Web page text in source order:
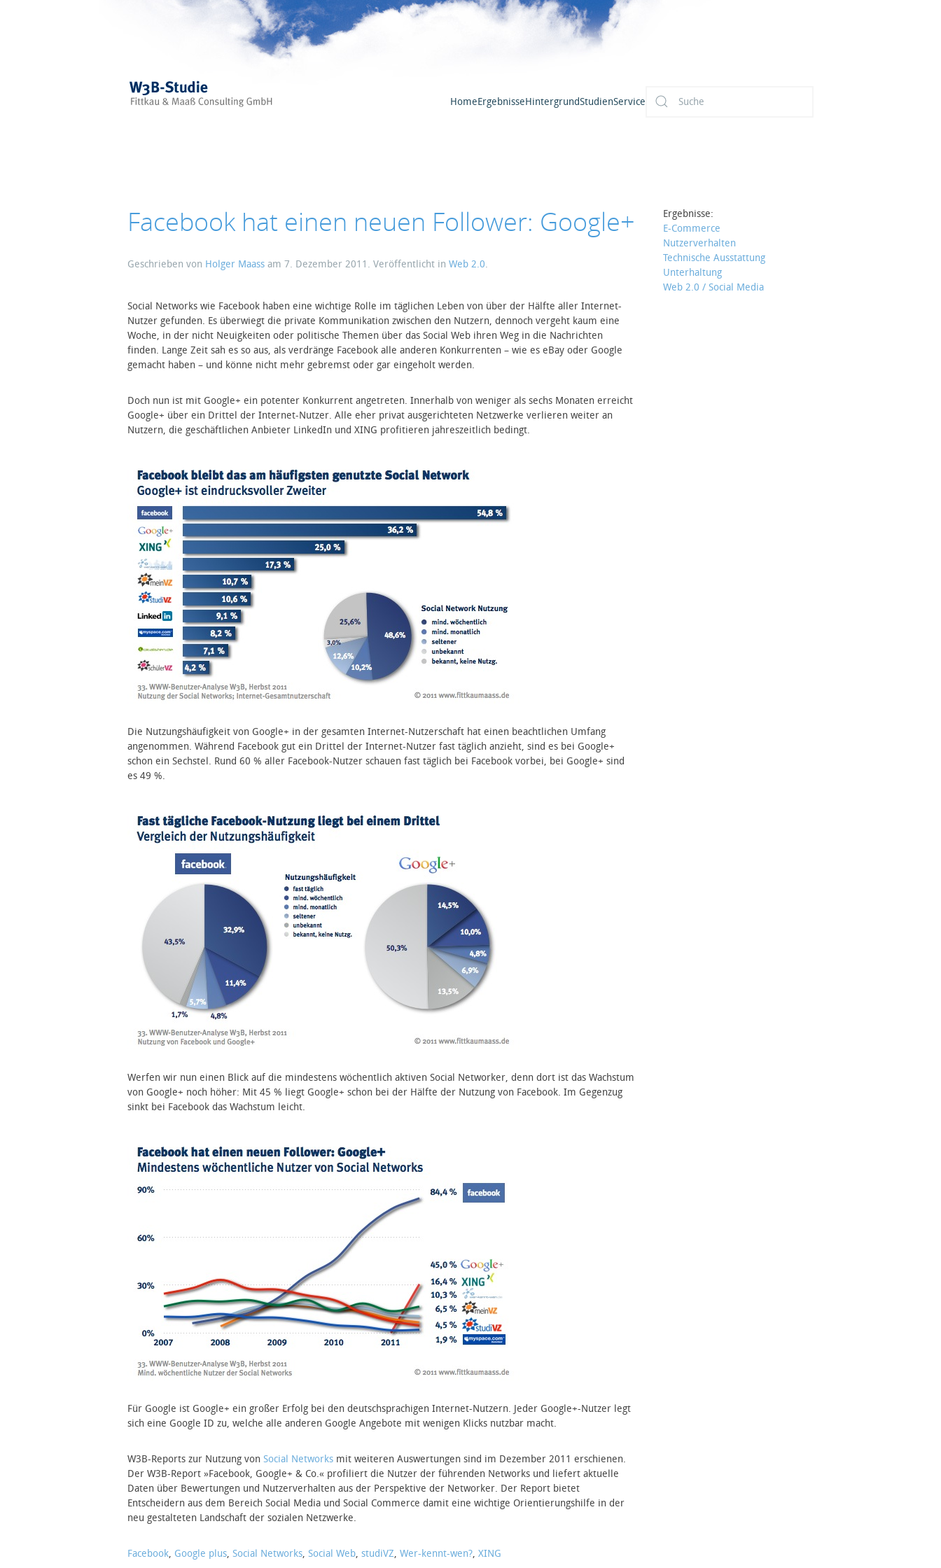
HomeErgebnisseHintergrundStudienService
Facebook hat einen neuen Follower: Google+
Geschrieben von Holger Maass am 7. Dezember 2011 . Veröffentlicht in Web 2.0.
Social Networks wie Facebook haben eine wichtige Rolle im täglichen Leben von über der Hälfte aller Internet-
Nutzer gefunden. Es überwiegt die private Kommunikation zwischen den Nutzern, dennoch vergeht kaum eine
Woche, in der nicht Neuigkeiten oder politische Themen über das Social Web ihren Weg in die Nachrichten
finden. Lange Zeit sah es so aus, als verdränge Facebook alle anderen Konkurrenten – wie es eBay oder Google
gemacht haben – und könne nicht mehr gebremst oder gar eingeholt werden.
Doch nun ist mit Google+ ein potenter Konkurrent angetreten. Innerhalb von weniger als sechs Monaten erreicht
Google+ über ein Drittel der Internet-Nutzer. Alle eher privat ausgerichteten Netzwerke verlieren weiter an
Nutzern, die geschäftlichen Anbieter LinkedIn und XING profitieren jahreszeitlich bedingt.
Die Nutzungshäufigkeit von Google+ in der gesamten Internet-Nutzerschaft hat einen beachtlichen Umfang
angenommen. Während Facebook gut ein Drittel der Internet-Nutzer fast täglich anzieht, sind es bei Google+
schon ein Sechstel. Rund 60 % aller Facebook-Nutzer schauen fast täglich bei Facebook vorbei, bei Google+ sind
es 49 %.
Werfen wir nun einen Blick auf die mindestens wöchentlich aktiven Social Networker, denn dort ist das Wachstum
von Google+ noch höher: Mit 45 % liegt Google+ schon bei der Hälfte der Nutzung von Facebook. Im Gegenzug
sinkt bei Facebook das Wachstum leicht.
Für Google ist Google+ ein großer Erfolg bei den deutschsprachigen Internet-Nutzern. Jeder Google+-Nutzer legt
sich eine Google ID zu, welche alle anderen Google Angebote mit wenigen Klicks nutzbar macht.
W3B-Reports zur Nutzung von Social Networks mit weiteren Auswertungen sind im Dezember 2011 erschienen.
Der W3B-Report »Facebook, Google+ & Co.« profiliert die Nutzer der führenden Networks und liefert aktuelle
Daten über Bewertungen und Nutzerverhalten aus der Perspektive der Networker. Der Report bietet
Entscheidern aus dem Bereich Social Media und Social Commerce damit eine wichtige Orientierungshilfe in der
neu gestalteten Landschaft der sozialen Netzwerke.
Facebook, Google plus, Social Networks, Social Web, studiVZ, Wer-kennt-wen?, XING
Ergebnisse:
E-Commerce
Nutzerverhalten
Technische Ausstattung
Unterhaltung
Web 2.0 / Social Media